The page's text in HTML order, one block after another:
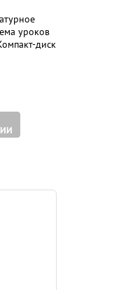
уроков
диск